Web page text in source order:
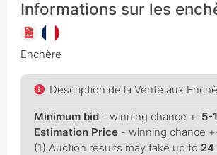
Informations sur les
Enchère
Description de la Vente aux
Minimum bid- winning chance +-5-
Estimation Price- winning chance
(1) Auction results may take up to 24